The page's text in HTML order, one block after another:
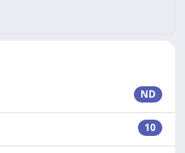
ND
10